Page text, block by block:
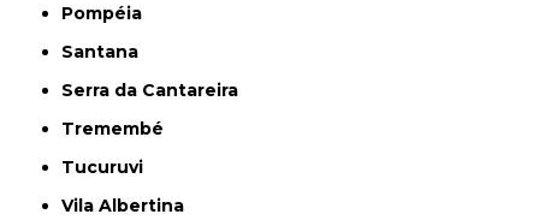
Pompéia
Santana
Serra da Cantareira
Tremembé
Tucuruvi
Vila Albertina